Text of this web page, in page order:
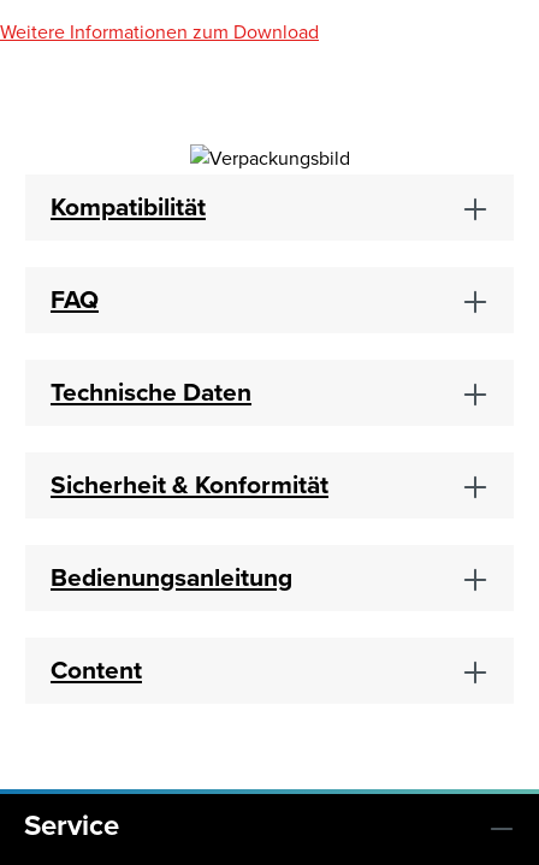
Weitere Informationen zum Download
Kompatibilität
FAQ
Technische Daten
Sicherheit & Konformität
Bedienungsanleitung
Content
Service